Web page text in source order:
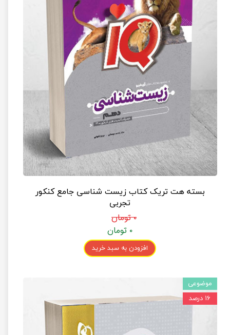
بسته هت تریک کتاب زیست شناسی جامع کنکور
تجربی
۰ تومان
۰ تومان
افزودن به سبد خرید
موضوعی
۱۶ درصد